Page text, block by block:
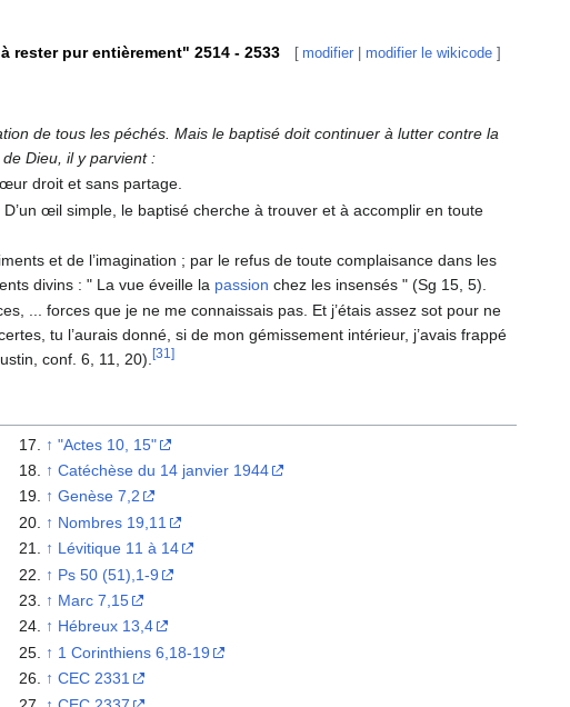
rester pur entièrement" 2514 - 2533 [ modifier |modifier le wikicode ]
de tous les péchés. Mais le baptisé doit continuer à lutter contre la
de Dieu, il y parvient :
droit et sans partage.
œil simple, le baptisé cherche à trouver et à accomplir en toute
et de l’imagination ; par le refus de toute complaisance dans les
divins : " La vue éveille la passion chez les insensés " (Sg 15, 5).
... forces que je ne me connaissais pas. Et j’étais assez sot pour ne
tu l’aurais donné, si de mon gémissement intérieur, j’avais frappé
conf. 6, 11, 20).[31]
↑ "Actes 10, 15"
↑ Catéchèse du 14 janvier 1944
↑ Genèse 7,2
↑ Nombres 19,11
↑ Lévitique 11 à 14
↑ Ps 50 (51),1-9
↑ Marc 7,15
↑ Hébreux 13,4
↑ 1 Corinthiens 6,18-19
↑ CEC 2331